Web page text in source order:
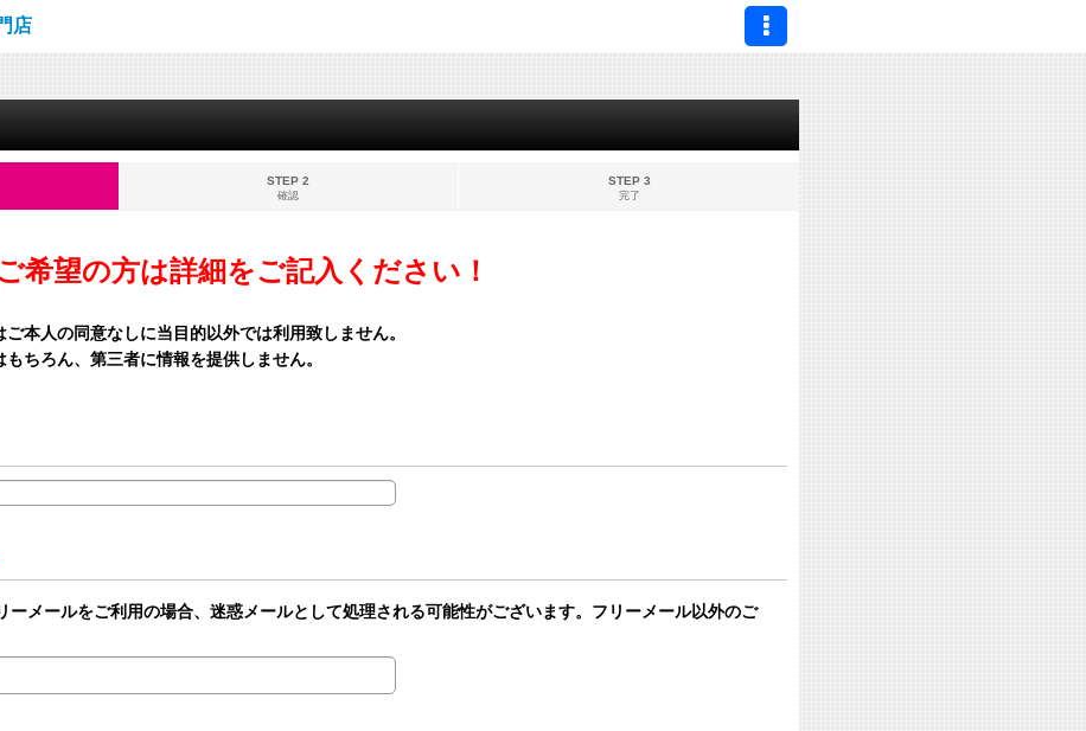
店
STEP 2
確認
STEP 3
完了
希望の方は詳細をご記入ください！
本人の同意なしに当目的以外では利用致しません。
ちろん、第三者に情報を提供しません。
メールをご利用の場合、迷惑メールとして処理される可能性がございます。フリーメール以外のご